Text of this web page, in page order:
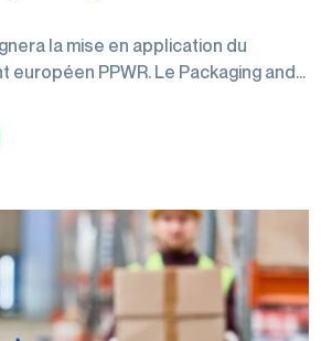
la mise en application du
européen PPWR. Le Packaging and
au niveau européen afin de
l’impact environnemental du
de l’Union européenne
quelles…